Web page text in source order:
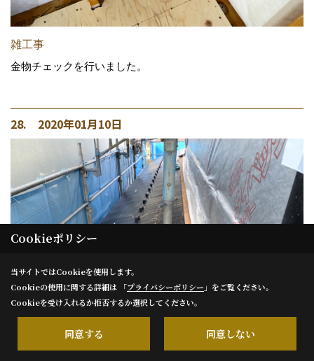
雑工事
金物チェックを行いました。
28. 2020年01月10日
Cookieポリシー
当サイトではCookieを使用します。
Cookieの使用に関する詳細は 「プライバシーポリシー 」をご覧ください。
Cookieを受け入れるか拒否するか選択してください。
同意する 同意しない